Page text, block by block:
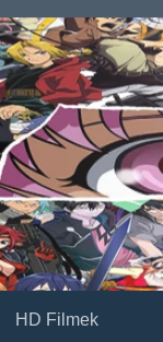
HD Filmek